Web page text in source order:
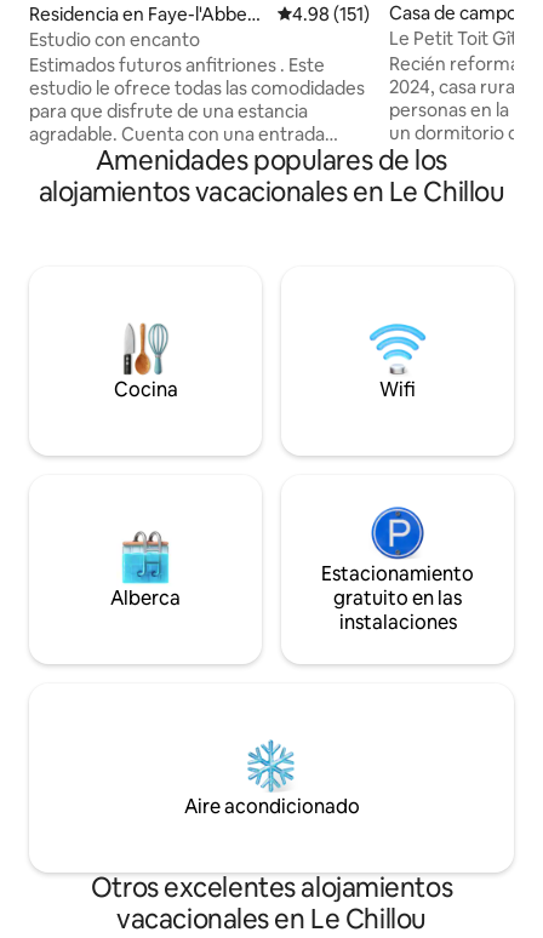
Residencia en Faye-l'Abbess
e
Calificación promedio: 4.98 de
4.98 (151)
Estudio con encanto
Estimados futuros anfitriones . Este
estudio le ofrece todas las comodidades
para que disfrute de una estancia
agradable. Cuenta con una entrada
independiente y acceso a una parte del
jardín, zona de descanso. En el pueblo
hay una tienda de comestibles con
30 minutos del parque Maulévrier A 45
minutos de Le Puy du Fou A 47 minutos
del zoológico Bioparc A 1 hora de
Futuroscope A 1 hora y 10 minutos del
Vendée
Casa de campo
up-Lamairé
Le Petit Toit Gîte
Recién
2024, casa rural
personas en la
un dormitorio
ducha a ras de
planta abierta
de patio privado.
con la estufa de
si necesitas más
Solo tienes que
Amenidades populares de los
alojamientos vacacionales en Le Chillou
Cocina Wifi
Alberca
Estacionamiento
gratuito en las
instalaciones
Aire acondicionado
Otros excelentes alojamientos
vacacionales en Le Chillou